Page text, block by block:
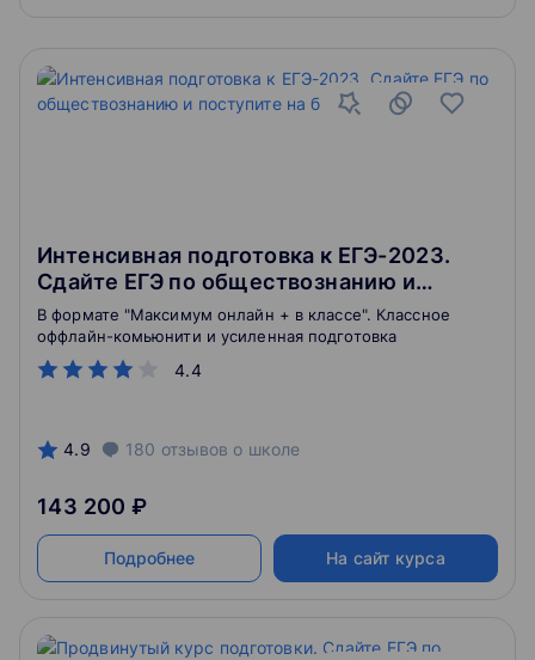
Интенсивная подготовка к ЕГЭ-2023.
Сдайте ЕГЭ по обществознанию и
поступите на бюджет
4.4
В формате "Максимум онлайн + в классе". Классное
оффлайн-комьюнити и усиленная подготовка
4.9 180 отзывов о школе
143 200 ₽
Подробнее На сайт курса